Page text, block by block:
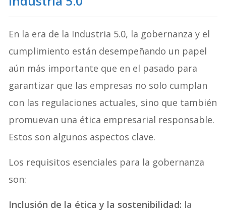
En la era de la Industria 5.0, la gobernanza y el
cumplimiento están desempeñando un papel
aún más importante que en el pasado para
garantizar que las empresas no solo cumplan
con las regulaciones actuales, sino que también
promuevan una ética empresarial responsable.
Estos son algunos aspectos clave.
Los requisitos esenciales para la gobernanza
son:
Inclusión de la ética y la sostenibilidad: la